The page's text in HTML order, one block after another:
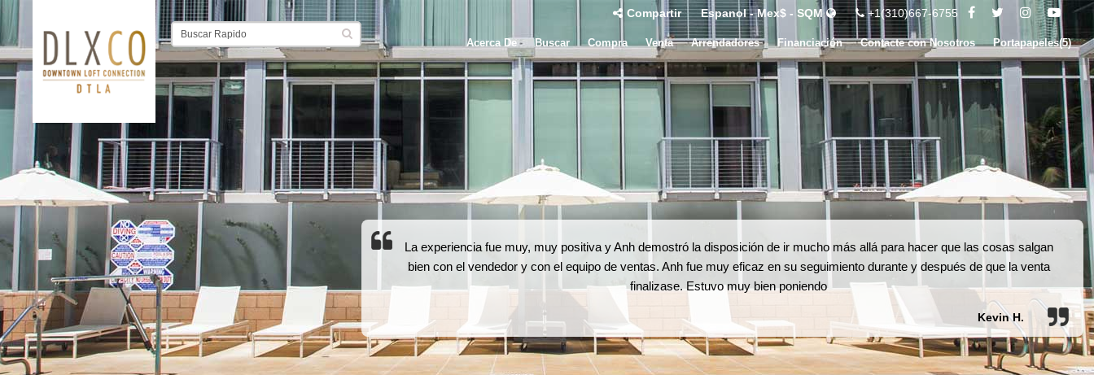
Compartir Espanol - Mex$ - SQM +1(310)667-6755
Acerca De Buscar Compra Venta Arrendadores Financiación Contacte con Nosotros Portapapeles(5)
La experiencia fue muy, muy positiva y Anh demostró la disposición de ir mucho más allá para hacer que las cosas salgan
bien con el vendedor y con el equipo de ventas. Anh fue muy eficaz en su seguimiento durante y después de que la venta
finalizase. Estuvo muy bien poniendo
Kevin H.